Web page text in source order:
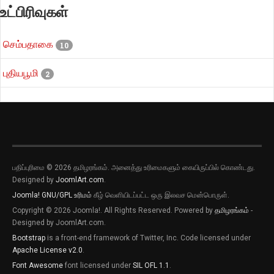
உட்பிரிவுகள்
செம்பதாகை 10
புதியபூமி 2
பதிப்புரிமை © 2026 தமிழரங்கம். அனைத்து உரிமைகளும் கையிருப்பில் கொண்டது.
Designed by JoomlArt.com
Joomla! GNU/GPL உரிமம் கீழ் வெளியிடப்பட்ட ஒரு இலவச மென்பொருள்.
Copyright © 2026 Joomla!. All Rights Reserved. Powered by தமிழரங்கம் -
Designed by JoomlArt.com.
Bootstrap is a front-end framework of Twitter, Inc. Code licensed under
Apache License v2.0
Font Awesome font licensed under SIL OFL 1.1